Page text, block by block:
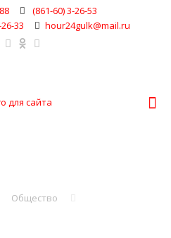
(861-60) 3-26-53
33
hour24gulk@mail.ru
Общество